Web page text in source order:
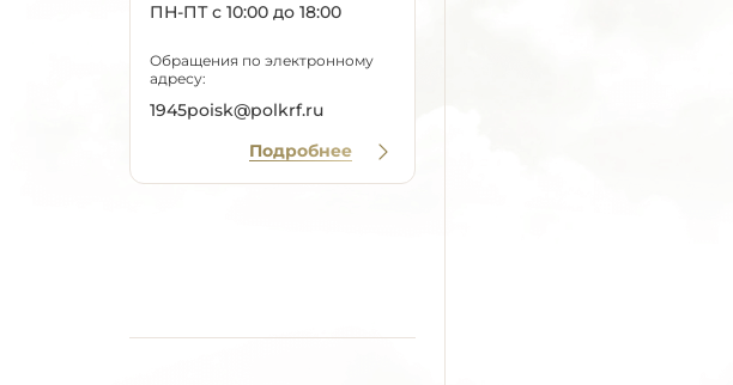
ПН-ПТ с 10:00 до 18:00
Обращения по электронному
адресу:
1945poisk@polkrf.ru
Подробнее